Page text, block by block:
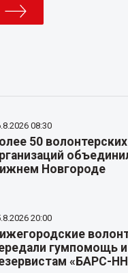
08:30
50 волонтерских
Новгороде
20:00
гумпомощь
«БАРС-